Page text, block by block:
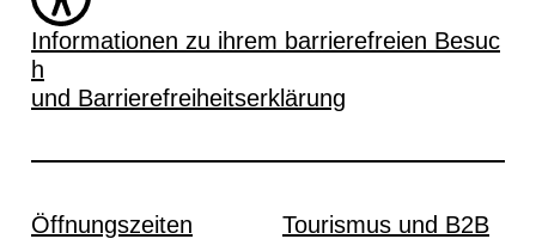
Informationen zu ihrem barrierefreien Besuc
h
und Barrierefreiheitserklärung
Öffnungszeiten
Tourismus und B2B